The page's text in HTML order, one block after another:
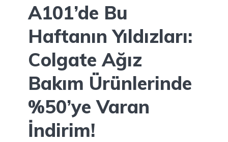
A101’de Bu
Haftanın Yıldızları:
Colgate Ağız
Bakım Ürünlerinde
%50’ye Varan
İndirim!